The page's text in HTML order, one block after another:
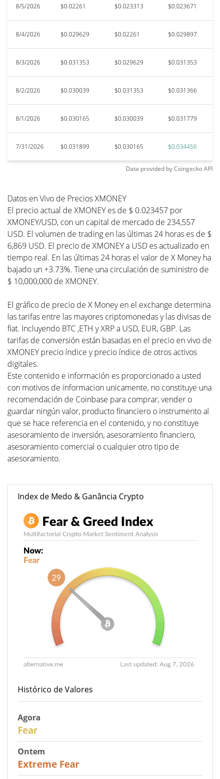
8/5/2026 $0.02261 $0.023313 $0.023671
8/4/2026 $0.029629 $0.02261 $0.029897
8/3/2026 $0.031353 $0.029629 $0.031353
8/2/2026 $0.030039 $0.031353 $0.031366
8/1/2026 $0.030165 $0.030039 $0.031779
7/31/2026 $0.031899 $0.030165 $0.034456
Data provided byCoingeckoAPI
Datos en Vivo de Precios XMONEY
El precio actual de XMONEY es de $ 0.023457 por
XMONEY/USD, con un capital de mercado de 234,557
USD. El volumen de trading en las últimas 24 horas es de $
6,869 USD. El precio de XMONEY a USD es actualizado en
tiempo real. En las últimas 24 horas el valor de X Money ha
bajado un +3.73%. Tiene una circulación de suministro de
$ 10,000,000 de XMONEY.
El gráfico de precio de X Money en el exchange determina
las tarifas entre las mayores criptomonedas y las divisas de
fiat. Incluyendo BTC ,ETH y XRP a USD, EUR, GBP. Las
tarifas de conversión están basadas en el precio en vivo de
XMONEY precio índice y precio índice de otros activos
digitales.
Este contenido e información es proporcionado a usted
con motivos de informacion unicamente, no constituye una
recomendación de Coinbase para comprar, vender o
guardar ningún valor, producto financiero o instrumento al
que se hace referencia en el contenido, y no constituye
asesoramiento de inversión, asesoramiento financiero,
asesoramiento comercial o cualquier otro tipo de
asesoramiento.
Index de Medo & Ganância Crypto
Histórico de Valores
Agora
Fear
Ontem
Extreme Fear